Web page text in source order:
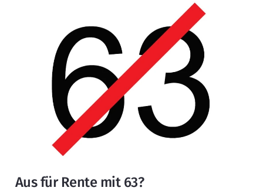
Aus für Rente mit 63?